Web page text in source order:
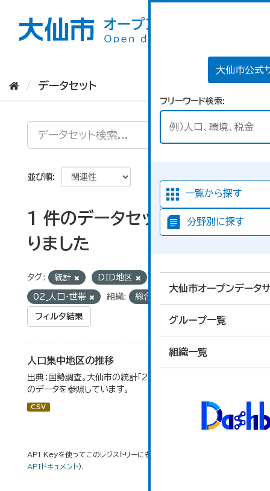
大仙市公式
フリーワード検索
一覧から探す
分野別に探す
大仙市オープンデータ
グループ一覧
組織一覧
データセット
並び順
1 件のデータセットが見つか
りました
タグ: 統計 DID地区
02_人口・世帯 組織: 総合政策課
フィルタ結果
人口集中地区の推移
出典：国勢調査。大仙市の統計「2-3 人口集中地区の推移」
のデータを参照しています。
CSV
API Keyを使ってこのレジストリーにもアクセス可能です
APIドキュメント).